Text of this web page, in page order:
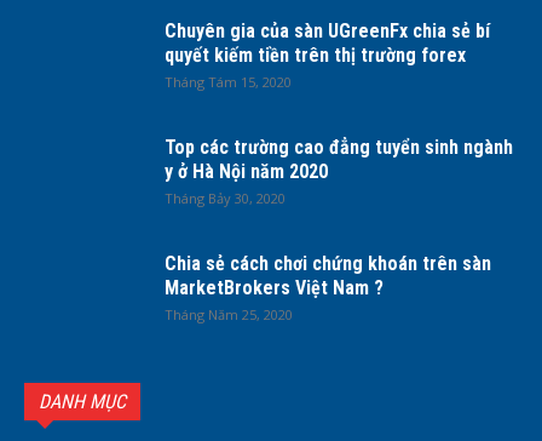
Chuyên gia của sàn UGreenFx chia sẻ bí
quyết kiếm tiền trên thị trường forex
Tháng Tám 15, 2020
Top các trường cao đẳng tuyển sinh ngành
y ở Hà Nội năm 2020
Tháng Bảy 30, 2020
Chia sẻ cách chơi chứng khoán trên sàn
MarketBrokers Việt Nam ?
Tháng Năm 25, 2020
DANH MỤC